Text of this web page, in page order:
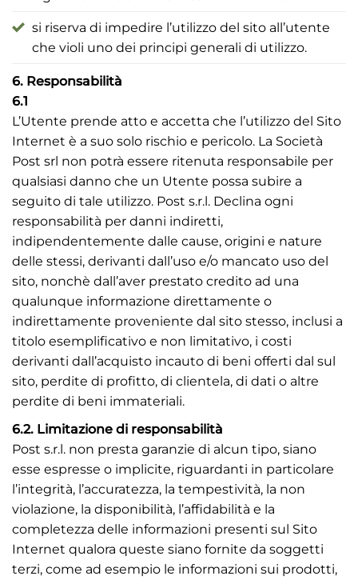
si riserva di impedire l’utilizzo del sito all’utente
che violi uno dei principi generali di utilizzo.
6. Responsabilità
6.1
L’Utente prende atto e accetta che l’utilizzo del Sito
Internet è a suo solo rischio e pericolo. La Società
Post srl non potrà essere ritenuta responsabile per
qualsiasi danno che un Utente possa subire a
seguito di tale utilizzo. Post s.r.l. Declina ogni
responsabilità per danni indiretti,
indipendentemente dalle cause, origini e nature
delle stessi, derivanti dall’uso e/o mancato uso del
sito, nonchè dall’aver prestato credito ad una
qualunque informazione direttamente o
indirettamente proveniente dal sito stesso, inclusi a
titolo esemplificativo e non limitativo, i costi
derivanti dall’acquisto incauto di beni offerti dal sul
sito, perdite di profitto, di clientela, di dati o altre
perdite di beni immateriali.
6.2. Limitazione di responsabilità
Post s.r.l. non presta garanzie di alcun tipo, siano
esse espresse o implicite, riguardanti in particolare
l’integrità, l’accuratezza, la tempestività, la non
violazione, la disponibilità, l’affidabilità e la
completezza delle informazioni presenti sul Sito
Internet qualora queste siano fornite da soggetti
terzi, come ad esempio le informazioni sui prodotti,